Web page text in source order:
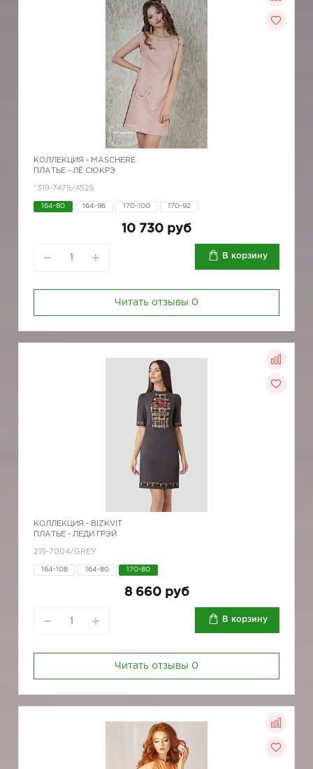
КОЛЛЕКЦИЯ - MASCHERE
ПЛАТЬЕ - ЛЁ СЮКРЭ
*319-7475/4525
164-80 164-96 170-100 170-92
10 730 руб
В корзину
Читать отзывы 0
КОЛЛЕКЦИЯ - BIZKVIT
ПЛАТЬЕ - ЛЕДИ ГРЭЙ
215-7004/GREY
164-108 164-80 170-80
8 660 руб
В корзину
Читать отзывы 0